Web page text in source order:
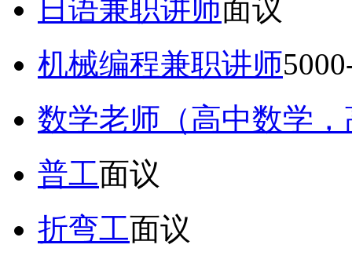
日语兼职讲师面议
机械编程兼职讲师
数学老师（高中数学
普工面议
折弯工面议